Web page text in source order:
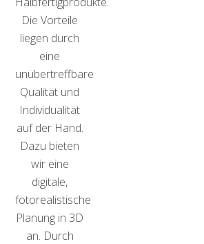
Die Vorteile
liegen durch
eine
unübertreffbare
Qualität und
Individualität
auf der Hand.
Dazu bieten
wir eine
digitale,
fotorealistische
Planung in 3D
an. Durch